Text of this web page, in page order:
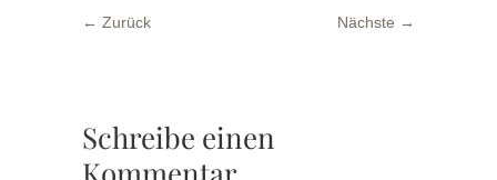
← Zurück Nächste →
Schreibe einen